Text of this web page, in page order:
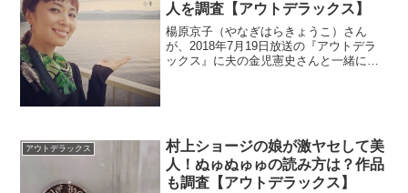
人を調査【アウトデラックス】
楊原京子（やなぎはらきょうこ）さん
が、2018年7月19日放送の『アウトデラ
ックス』に夫の金児憲史さんと一緒に出
アウトデラックス
村上ショージの娘が激ヤセして美
人！ぬゅぬゅゅの読み方は？作品
も調査【アウトデラックス】